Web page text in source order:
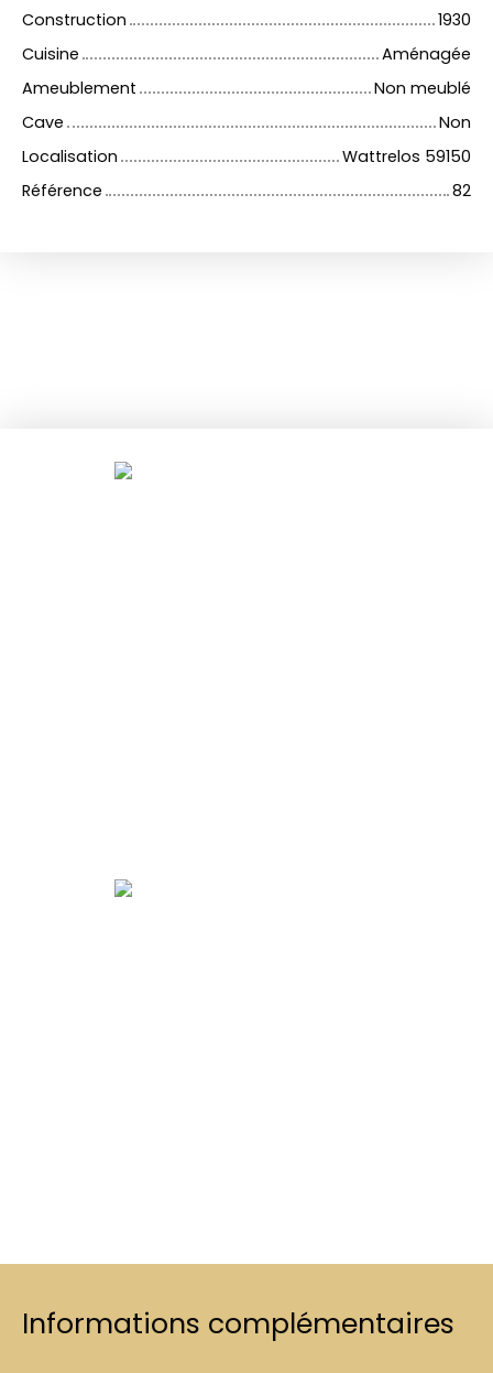
Construction
1930
Cuisine
Aménagée
Ameublement
Non meublé
Cave
Non
Localisation
Wattrelos 59150
Référence
82
Informations complémentaires